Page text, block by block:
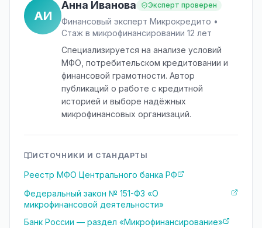
АИ
Анна Иванова Эксперт проверен
Финансовый эксперт Микрокредито •
Стаж в микрофинансировании 12 лет
Специализируется на анализе условий
МФО, потребительском кредитовании и
финансовой грамотности. Автор
публикаций о работе с кредитной
историей и выборе надёжных
микрофинансовых организаций.
ИСТОЧНИКИ И СТАНДАРТЫ
Реестр МФО Центрального банка РФ
Федеральный закон № 151-ФЗ «О
микрофинансовой деятельности»
Банк России — раздел «Микрофинансирование»